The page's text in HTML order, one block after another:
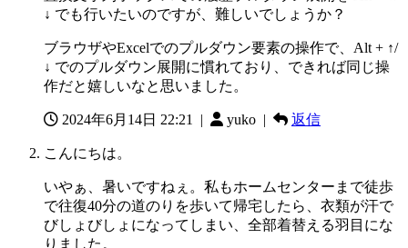
↓ でも行いたいのですが、難しいでしょうか？
ブラウザやExcelでのプルダウン要素の操作で、Alt + ↑/
↓ でのプルダウン展開に慣れており、できれば同じ操
作だと嬉しいなと思いました。
2024年6月14日 22:21 | yuko | 返信
こんにちは。
いやぁ、暑いですねぇ。私もホームセンターまで徒歩
で往復40分の道のりを歩いて帰宅したら、衣類が汗で
びしょびしょになってしまい、全部着替える羽目にな
りました。